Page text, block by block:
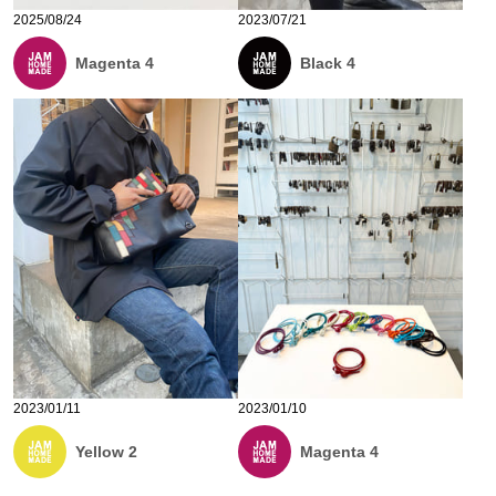
2025/08/24
Magenta 4
2023/07/21
Black 4
2023/01/11
Yellow 2
2023/01/10
Magenta 4